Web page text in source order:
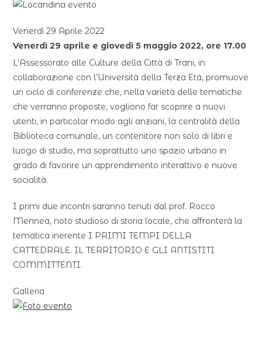
Venerdì 29 Aprile 2022
Venerdì 29 aprile e giovedì 5 maggio 2022, ore 17.00
L’Assessorato alle Culture della Città di Trani, in
collaborazione con l’Università della Terza Età, promuove
un ciclo di conferenze che, nella varietà delle tematiche
che verranno proposte, vogliono far scoprire a nuovi
utenti, in particolar modo agli anziani, la centralità della
Biblioteca comunale, un contenitore non solo di libri e
luogo di studio, ma soprattutto uno spazio urbano in
grado di favorire un apprendimento interattivo e nuove
socialità.
I primi due incontri saranno tenuti dal prof. Rocco
Mennea, noto studioso di storia locale, che affronterà la
tematica inerente I PRIMI TEMPI DELLA
CATTEDRALE. IL TERRITORIO E GLI ANTISTITI
COMMITTENTI.
Galleria